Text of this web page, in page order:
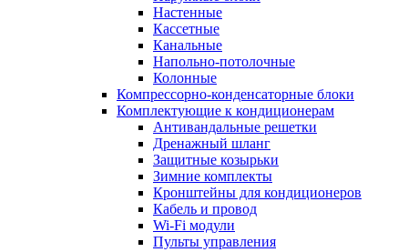
Настенные
Кассетные
Канальные
Напольно-потолочные
Колонные
Компрессорно-конденсаторные блоки
Комплектующие к кондиционерам
Антивандальные решетки
Дренажный шланг
Защитные козырьки
Зимние комплекты
Кронштейны для кондиционеров
Кабель и провод
Wi-Fi модули
Пульты управления